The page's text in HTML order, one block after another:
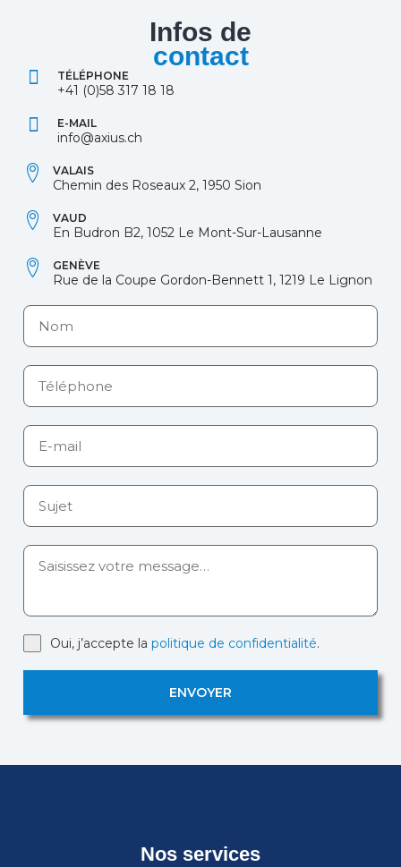
Infos de
contact
TÉLÉPHONE
+41 (0)58 317 18 18
E-MAIL
info@axius.ch
VALAIS
Chemin des Roseaux 2, 1950 Sion
VAUD
En Budron B2, 1052 Le Mont-Sur-Lausanne
GENÈVE
Rue de la Coupe Gordon-Bennett 1, 1219 Le Lignon
Oui, j’accepte la politique de confidentialité.
ENVOYER
Nos services